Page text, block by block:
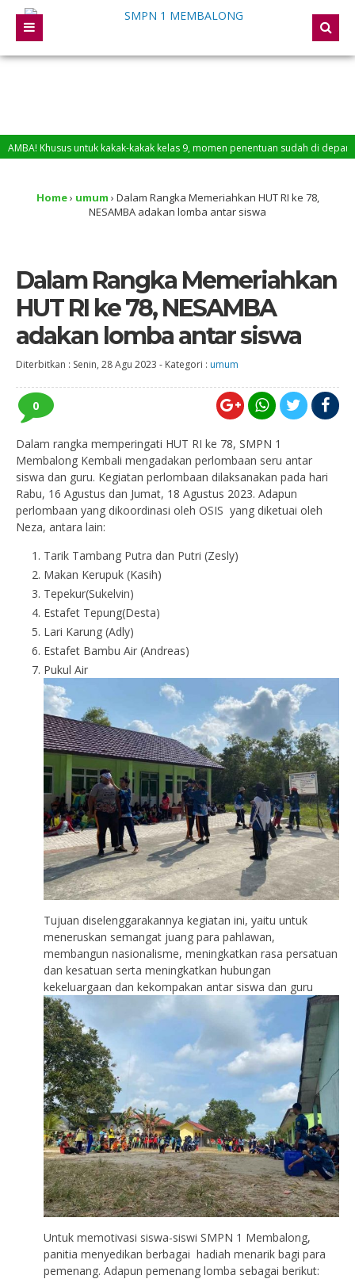
untuk kakak-kakak kelas 9, momen penentuan sudah di depan mata.
Home› umum › Dalam Rangka Memeriahkan HUT RI ke 78,
NESAMBA adakan lomba antar siswa
Dalam Rangka Memeriahkan
HUT RI ke 78, NESAMBA
adakan lomba antar siswa
Diterbitkan : Senin, 28 Agu 2023 - Kategori : umum
0
Dalam rangka memperingati HUT RI ke 78, SMPN 1
Membalong Kembali mengadakan perlombaan seru antar
siswa dan guru. Kegiatan perlombaan dilaksanakan pada hari
Rabu, 16 Agustus dan Jumat, 18 Agustus 2023. Adapun
perlombaan yang dikoordinasi oleh OSIS yang diketuai oleh
Neza, antara lain:
Tarik Tambang Putra dan Putri (Zesly)
Makan Kerupuk (Kasih)
Tepekur(Sukelvin)
Estafet Tepung(Desta)
Lari Karung (Adly)
Estafet Bambu Air (Andreas)
Pukul Air
Tujuan diselenggarakannya kegiatan ini, yaitu untuk
meneruskan semangat juang para pahlawan,
membangun nasionalisme, meningkatkan rasa persatuan
dan kesatuan serta meningkatkan hubungan
kekeluargaan dan kekompakan antar siswa dan guru
Untuk memotivasi siswa-siswi SMPN 1 Membalong,
panitia menyedikan berbagai hadiah menarik bagi para
pemenang. Adapun pemenang lomba sebagai berikut: